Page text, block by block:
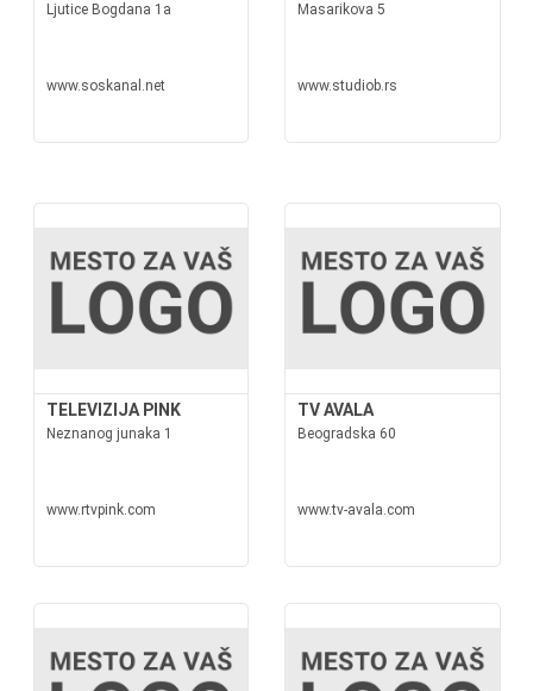
Ljutice Bogdana 1a
www.soskanal.net
Masarikova 5
www.studiob.rs
TELEVIZIJA PINK
Neznanog junaka 1
www.rtvpink.com
TV AVALA
Beogradska 60
www.tv-avala.com